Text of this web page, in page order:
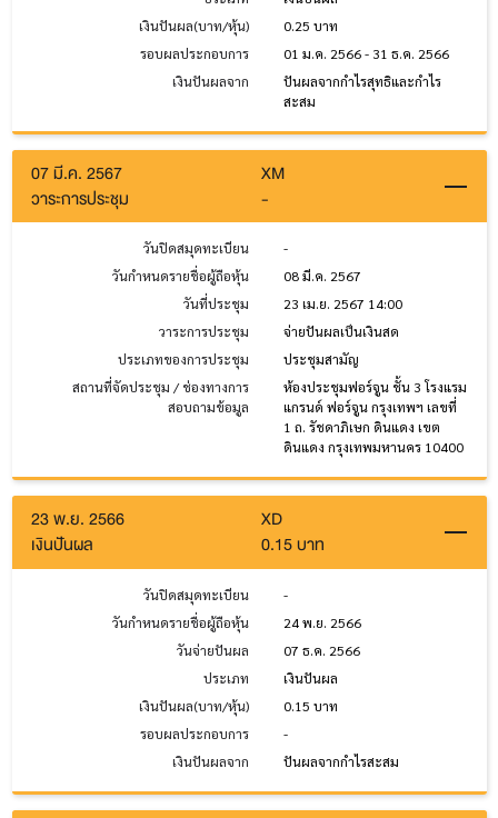
เงินปันผล(บาท/หุ้น)
0.25 บาท
รอบผลประกอบการ
01 ม.ค. 2566 - 31 ธ.ค. 2566
เงินปันผลจาก
ปันผลจากกำไรสุทธิและกำไร
สะสม
07 มี.ค. 2567
XM
วาระการประชุม
-
วันปิดสมุดทะเบียน
-
วันกำหนดรายชื่อผู้ถือหุ้น
08 มี.ค. 2567
วันที่ประชุม
23 เม.ย. 2567 14:00
วาระการประชุม
จ่ายปันผลเป็นเงินสด
ประเภทของการประชุม
ประชุมสามัญ
สถานที่จัดประชุม / ช่องทางการ
สอบถามข้อมูล
ห้องประชุมฟอร์จูน ชั้น 3 โรงแรม
แกรนด์ ฟอร์จูน กรุงเทพฯ เลขที่
1 ถ. รัชดาภิเษก ดินแดง เขต
ดินแดง กรุงเทพมหานคร 10400
23 พ.ย. 2566
XD
เงินปันผล
0.15 บาท
วันปิดสมุดทะเบียน
-
วันกำหนดรายชื่อผู้ถือหุ้น
24 พ.ย. 2566
วันจ่ายปันผล
07 ธ.ค. 2566
ประเภท
เงินปันผล
เงินปันผล(บาท/หุ้น)
0.15 บาท
รอบผลประกอบการ
-
เงินปันผลจาก
ปันผลจากกำไรสะสม